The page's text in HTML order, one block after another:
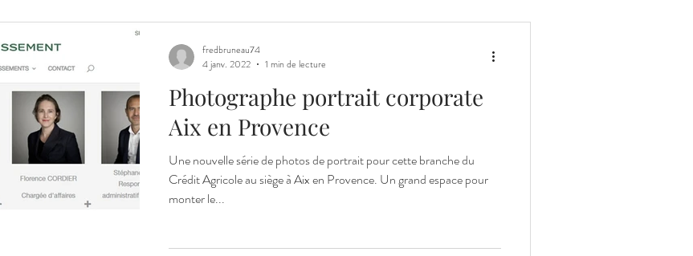
Photographe portrait corporate
Aix en Provence
Une nouvelle série de photos de portrait pour cette branche du
Crédit Agricole au siège à Aix en Provence. Un grand espace pour
monter le...
fredbruneau74
4 janv. 2022
1 min de lecture